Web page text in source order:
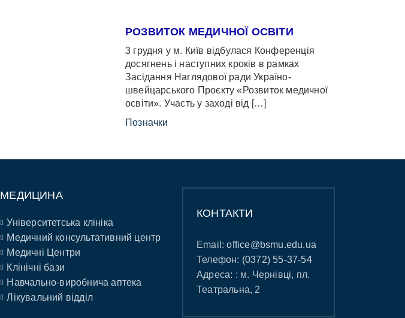
РОЗВИТОК МЕДИЧНОЇ ОСВІТИ
3 грудня у м. Київ відбулася Конференція
досягнень і наступних кроків в рамках
Засідання Наглядової ради Україно-
швейцарського Проєкту «Розвиток медичної
освіти». Участь у заході від […]
Позначки
МЕДИЦИНА
Університетська клініка
Медичний консультативний центр
Медичні Центри
Клінічні бази
Навчально-виробнича аптека
Лікувальний відділ
КОНТАКТИ
Email:office@bsmu.edu.ua
Телефон: (0372) 55-37-54
Адреса: : м. Чернівці, пл.
Театральна, 2